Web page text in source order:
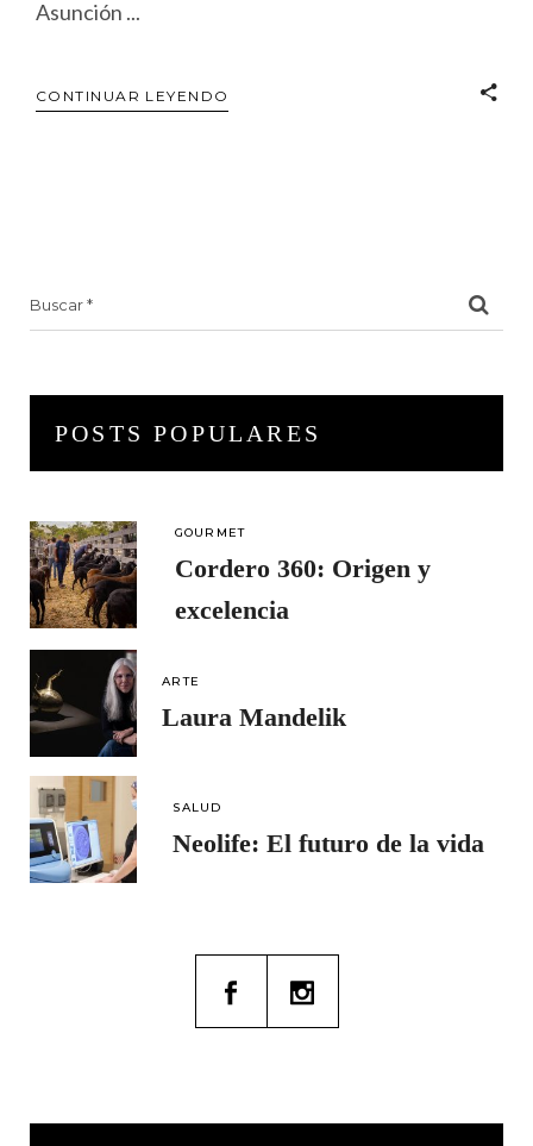
Asunción
CONTINUAR LEYENDO
POSTS POPULARES
GOURMET
Cordero 360: Origen y
excelencia
ARTE
Laura Mandelik
SALUD
Neolife: El futuro de la vida